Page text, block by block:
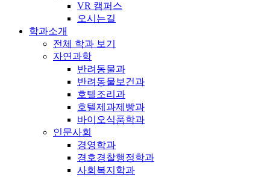
VR 캠퍼스
오시는길
학과소개
전체 학과 보기
자연과학
반려동물과
반려동물보건과
호텔조리과
호텔제과제빵과
바이오식품학과
인문사회
경영학과
경호경찰행정학과
사회복지학과